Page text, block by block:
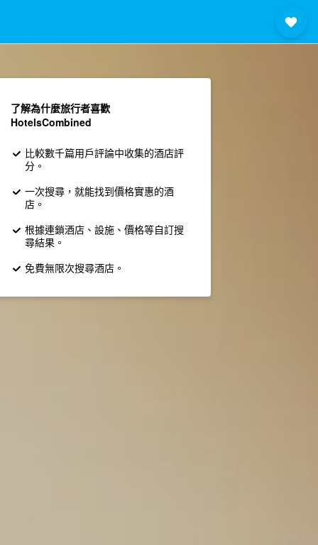
了解為什麼旅行者喜歡
HotelsCombined
比較數千篇用戶評論中收集的酒店評
分。
一次搜尋，就能找到價格實惠的酒
店。
根據連鎖酒店、設施、價格等自訂搜
尋結果。
免費無限次搜尋酒店。